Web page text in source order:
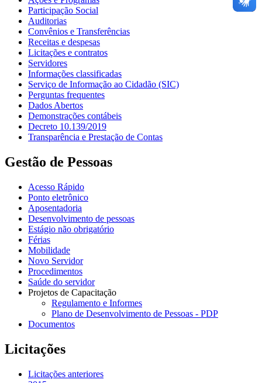
Participação Social
Auditorias
Convênios e Transferências
Receitas e despesas
Licitações e contratos
Servidores
Informações classificadas
Serviço de Informação ao Cidadão (SIC)
Perguntas frequentes
Dados Abertos
Demonstrações contábeis
Decreto 10.139/2019
Transparência e Prestação de Contas
Gestão de Pessoas
Acesso Rápido
Ponto eletrônico
Aposentadoria
Desenvolvimento de pessoas
Estágio não obrigatório
Férias
Mobilidade
Novo Servidor
Procedimentos
Saúde do servidor
Projetos de Capacitação
Regulamento e Informes
Plano de Desenvolvimento de Pessoas - PDP
Documentos
Licitações
Licitações anteriores